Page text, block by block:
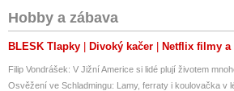
Hobby a zábava
BLESK Tlapky Divoký kačer Netflix filmy a
Filip Vondrášek: V Jižní Americe si lidé plují životem
Osvěžení ve Schladmingu: Lamy, ferraty i koulovačka v